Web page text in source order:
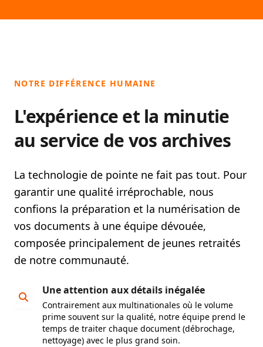
NOTRE DIFFÉRENCE HUMAINE
L'expérience et la minutie
au service de vos archives
La technologie de pointe ne fait pas tout. Pour
garantir une qualité irréprochable, nous
confions la préparation et la numérisation de
vos documents à une équipe dévouée,
composée principalement de jeunes retraités
de notre communauté.
Une attention aux détails inégalée
Contrairement aux multinationales où le volume
prime souvent sur la qualité, notre équipe prend le
temps de traiter chaque document (débrochage,
nettoyage) avec le plus grand soin.